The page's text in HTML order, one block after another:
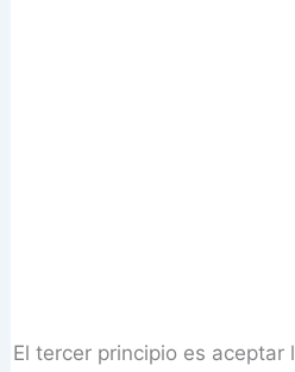
El tercer principio es